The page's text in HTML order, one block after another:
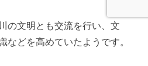
の文明とも交流を行い、文
などを高めていたようです。